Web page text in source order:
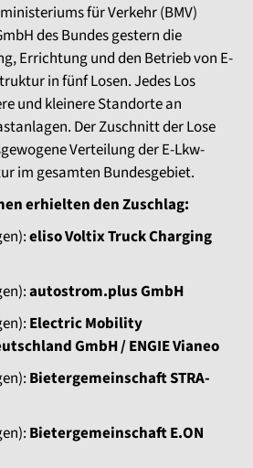
für Verkehr (BMV)
des Bundes gestern die
Errichtung und den Betrieb von E-
in fünf Losen. Jedes Los
und kleinere Standorte an
Der Zuschnitt der Lose
Verteilung der E-Lkw-
im gesamten Bundesgebiet.
erhielten den Zuschlag:
eliso Voltix Truck Charging
autostrom.plus GmbH
Electric Mobility
GmbH / ENGIE Vianeo
Bietergemeinschaft STRA-
Bietergemeinschaft E.ON